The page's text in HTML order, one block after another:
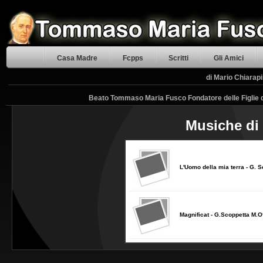
Casa Madre Fcpps Scritti Gli Amici
di Mario
Beato Tommaso Maria Fusco Fondatore delle
Musiche di
L'Uomo della mia terra - G.
Magnificat - G.Scoppetta